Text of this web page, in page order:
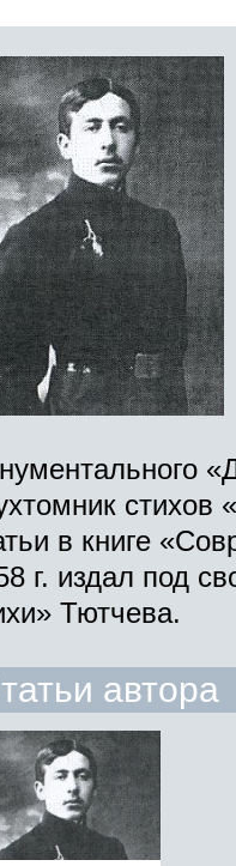
стихов
в книге
г. издал под
Тютчева.
автора